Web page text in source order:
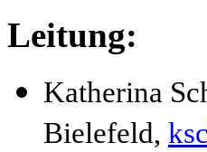
Leitung:
Katherina
Bielefeld,